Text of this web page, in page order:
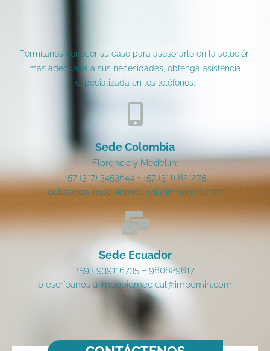
Permítanos conocer su caso para asesorarlo en la solución
más adecuada a sus necesidades, obtenga asistencia
especializada en los teléfonos:
Sede Colombia
Florencia y Medellín:
+57 (317) 3453644 - +57 (311) 821275
cotizacion.impobiomedical@impomin.com
Sede Ecuador
+593 939116735 – 980829617
o escríbanos a impobiomedical@impomin.com